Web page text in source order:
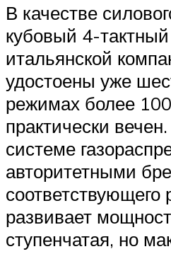
В качестве
кубовый 4-
итальянской
удостоены уже
режимах более
практически
системе
авторитетными
соответствующего
развивает
ступенчатая, но